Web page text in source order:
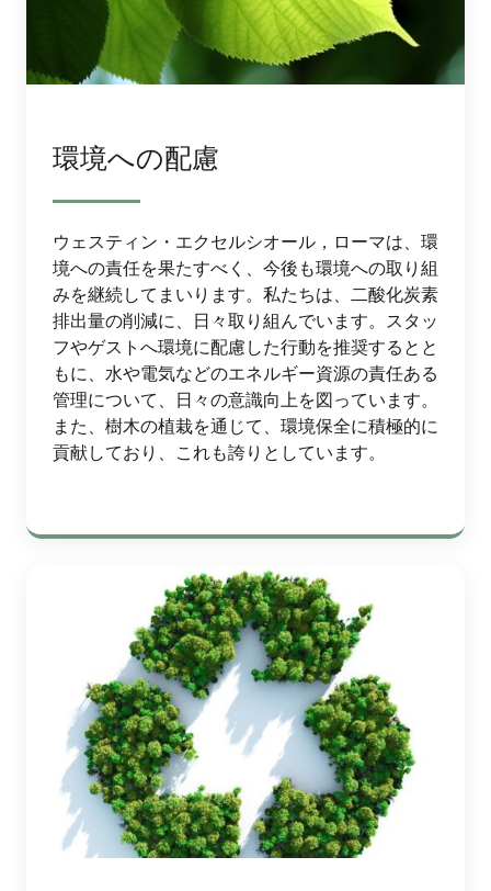
環境への配慮
ウェスティン・エクセルシオール，ローマは、環
境への責任を果たすべく、今後も環境への取り組
みを継続してまいります。私たちは、二酸化炭素
排出量の削減に、日々取り組んでいます。スタッ
フやゲストへ環境に配慮した行動を推奨するとと
もに、水や電気などのエネルギー資源の責任ある
管理について、日々の意識向上を図っています。
また、樹木の植栽を通じて、環境保全に積極的に
貢献しており、これも誇りとしています。